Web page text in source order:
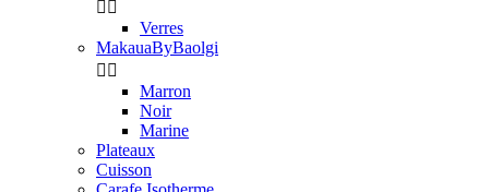
 
Verres
MakauaByBaolgi
 
Marron
Noir
Marine
Plateaux
Cuisson